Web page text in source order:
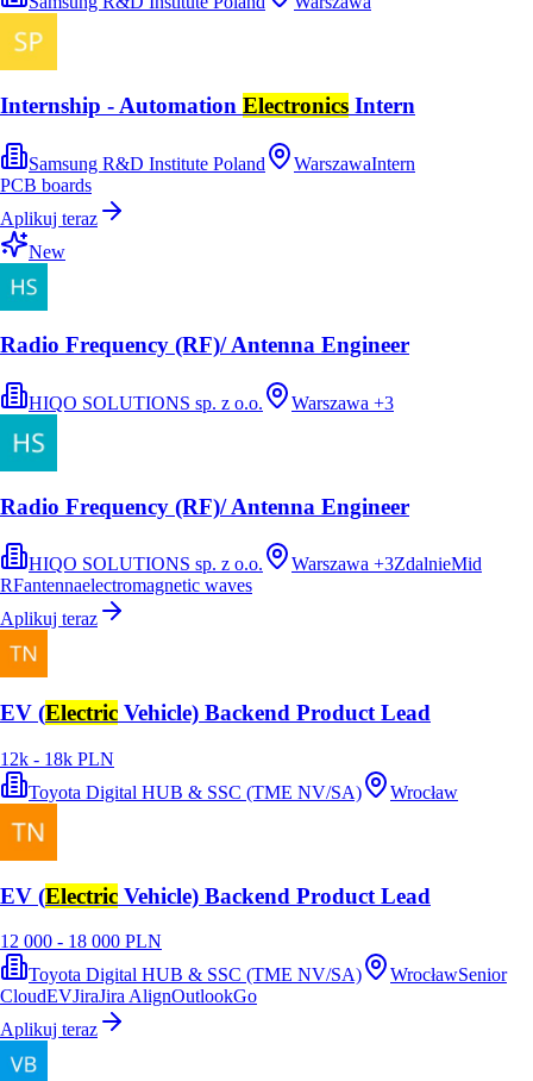
Internship - Automation Electronics Intern
Samsung R&D Institute Poland WarszawaIntern
PCB boards
Aplikuj teraz
New
Radio Frequency (RF)/ Antenna Engineer
HIQO SOLUTIONS sp. z o.o. Warszawa +3
Radio Frequency (RF)/ Antenna Engineer
HIQO SOLUTIONS sp. z o.o. Warszawa +3ZdalnieMid
RFantennaelectromagnetic waves
Aplikuj teraz
EV (Electric Vehicle) Backend Product Lead
12k - 18k PLN
Toyota Digital HUB & SSC (TME NV/SA)
Wrocław
EV (Electric Vehicle) Backend Product Lead
12 000 - 18 000 PLN
Toyota Digital HUB & SSC (TME NV/SA)
WrocławSenior
CloudEVJiraJira AlignOutlookGo
Aplikuj teraz